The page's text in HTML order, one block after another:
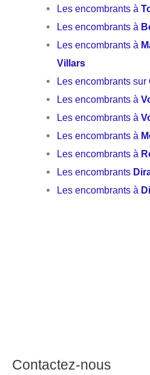
Les encombrants à
Les encombrants à
Les encombrants à
Villars
Les encombrants sur
Les encombrants à
Les encombrants à
Les encombrants à
Les encombrants à
Les encombrants
Les encombrants à
Contactez-nous